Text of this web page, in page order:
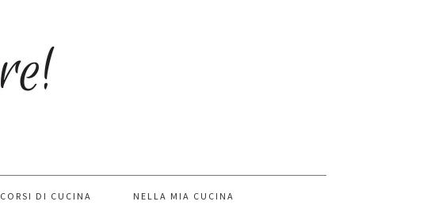
CORSI DI CUCINA NELLA MIA CUCINA